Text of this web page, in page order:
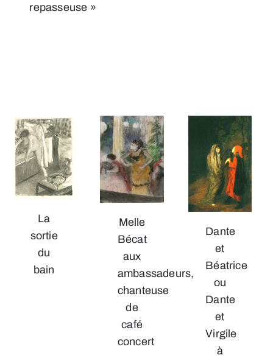
repasseuse »
La
sortie
du
bain
Melle
Bécat
aux
ambassadeurs,
chanteuse
de
café
concert
Dante
et
Béatrice
ou
Dante
et
Virgile
à